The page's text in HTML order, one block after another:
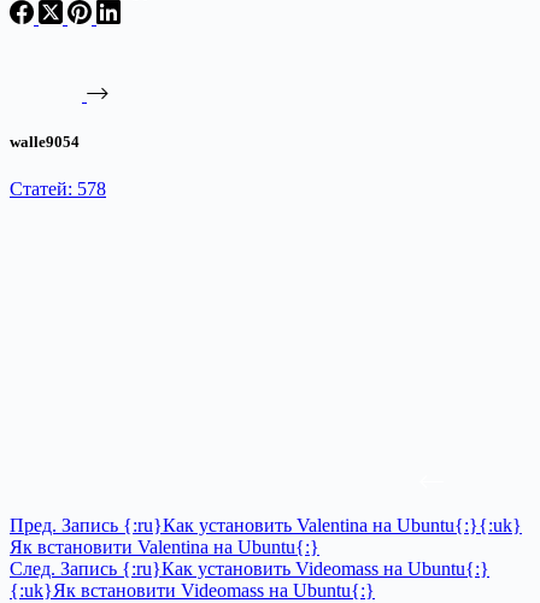
walle9054
Статей: 578
Пред. Запись {:ru}Как установить Valentina на Ubuntu{:}{:uk}
Як встановити Valentina на Ubuntu{:}
След. Запись {:ru}Как установить Videomass на Ubuntu{:}
{:uk}Як встановити Videomass на Ubuntu{:}